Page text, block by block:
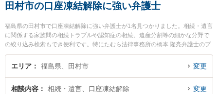
田村市の口座凍結解除に強い弁護士
福島県の田村市で口座凍結解除に強い弁護士が1名見つかりました。相続・遺言
に関係する家族間の相続トラブルや認知症の相続、遺産分割等の細かな分野で
の絞り込み検索もでき便利です。特にたむら法律事務所の橋本 隆亮弁護士のプ
ロフィール情報や弁護士費用、強みなどが注目されています。『田村市で土日
や夜間に発生した口座凍結解除のトラブルを今すぐに弁護士に相談したい』
い』などでお困りの相談者さんにおすすめです。
エリア 福島県、田村市 変更
相談内容 相続・遺言、口座凍結解除 変更